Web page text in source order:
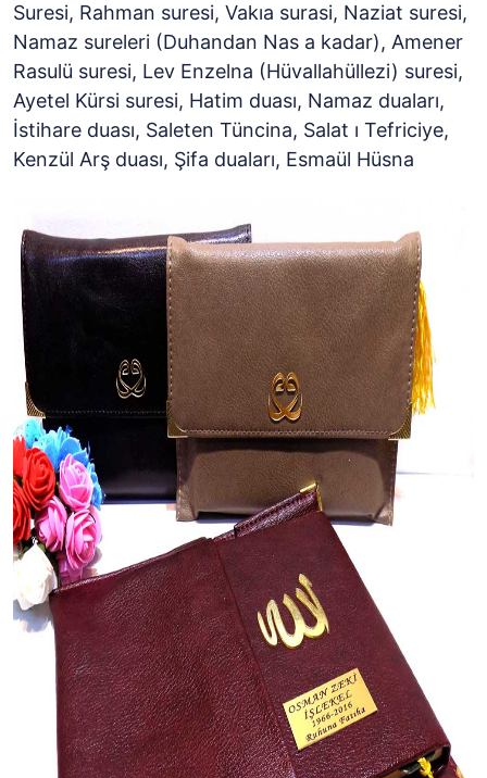
Suresi, Rahman suresi, Vakıa surasi, Naziat suresi,
Namaz sureleri (Duhandan Nas a kadar), Amener
Rasulü suresi, Lev Enzelna (Hüvallahüllezi) suresi,
Ayetel Kürsi suresi, Hatim duası, Namaz duaları,
İstihare duası, Saleten Tüncina, Salat ı Tefriciye,
Kenzül Arş duası, Şifa duaları, Esmaül Hüsna